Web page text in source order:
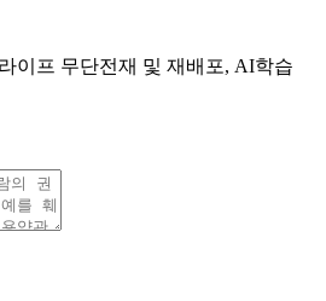
이프 무단전재 및 재배포, AI학습